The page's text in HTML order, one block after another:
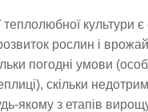
теплолюбної культури є
рослин і
погодні умови
скільки
якому з етапів